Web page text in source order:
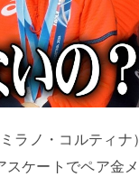
ラノ・コルティナ
ケートでペア金